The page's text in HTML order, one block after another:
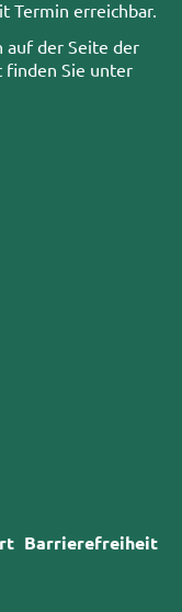
Termin erreichbar.
auf der Seite der
finden Sie unter
Barrierefreiheit